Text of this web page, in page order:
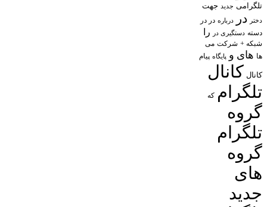
تلگرامی جدید جهت
دختر در درباره در در
دسته دستگیری در را
شبکه + شرکت می
ها های و پایگاه پیام
کانال کانال
تلگرام که
گروه
تلگرام
گروه
های
جدید